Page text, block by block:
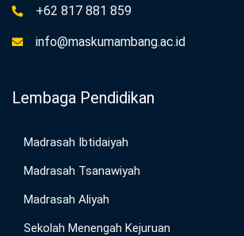
+62 817 881 859
info@maskumambang.ac.id
Lembaga Pendidikan
Madrasah Ibtidaiyah
Madrasah Tsanawiyah
Madrasah Aliyah
Sekolah Menengah Kejuruan